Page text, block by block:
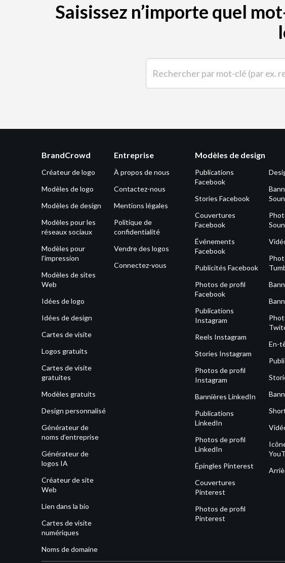
Saisissez n’importe quel
BrandCrowd
Créateur de logo
Modèles de logo
Modèles de design
Modèles pour les
réseaux sociaux
Modèles pour
l'impression
Modèles de sites
Web
Idées de logo
Idées de design
Cartes de visite
Logos gratuits
Cartes de visite
gratuites
Modèles gratuits
Design personnalisé
Générateur de
noms d’entreprise
Générateur de
logos IA
Créateur de site
Web
Lien dans la bio
Cartes de visite
numériques
Noms de domaine
Entreprise
À propos de nous
Contactez-nous
Mentions légales
Politique de
confidentialité
Vendre des logos
Connectez-vous
Modèles de design
Publications
Facebook
Stories Facebook
Couvertures
Facebook
Événements
Facebook
Publicités Facebook
Photos de profil
Facebook
Publications
Instagram
Reels Instagram
Stories Instagram
Photos de profil
Instagram
Bannières LinkedIn
Publications
LinkedIn
Photos de profil
LinkedIn
Épingles Pinterest
Couvertures
Pinterest
Photos de profil
Pinterest
En-